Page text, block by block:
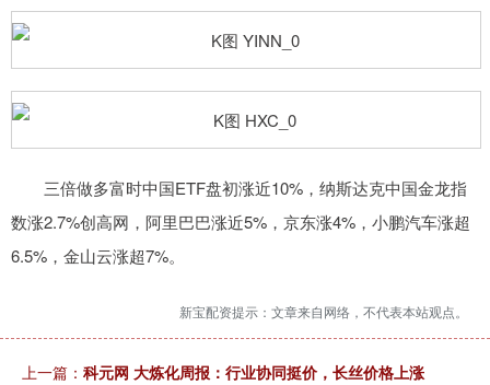
三倍做多富时中国ETF盘初涨近10%，纳斯达克中国金龙指
数涨2.7%创高网，阿里巴巴涨近5%，京东涨4%，小鹏汽车涨超
6.5%，金山云涨超7%。
新宝配资提示：文章来自网络，不代表本站观点。
上一篇： 科元网 大炼化周报：行业协同挺价，长丝价格上涨